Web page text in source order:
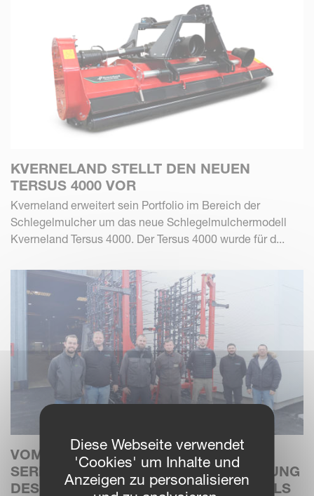
KVERNELAND STELLT DEN NEUEN
TERSUS 4000 VOR
Kverneland erweitert sein Portfolio im Bereich der
Schlegelmulcher um das neue Schlegelmulchermodell
Kverneland Tersus 4000. Der Tersus 4000 wurde für d...
VOM PROTOTYP ZUR
SERIENPRODUKTION: DIE ENTWICKLUNG
DES KVERNELAND ARCADIA STRIEGELS
Diese Webseite verwendet
'Cookies' um Inhalte und
Anzeigen zu personalisieren